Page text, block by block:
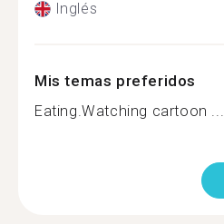
Inglés
Mis temas preferidos
Eating.Watching cartoon ...